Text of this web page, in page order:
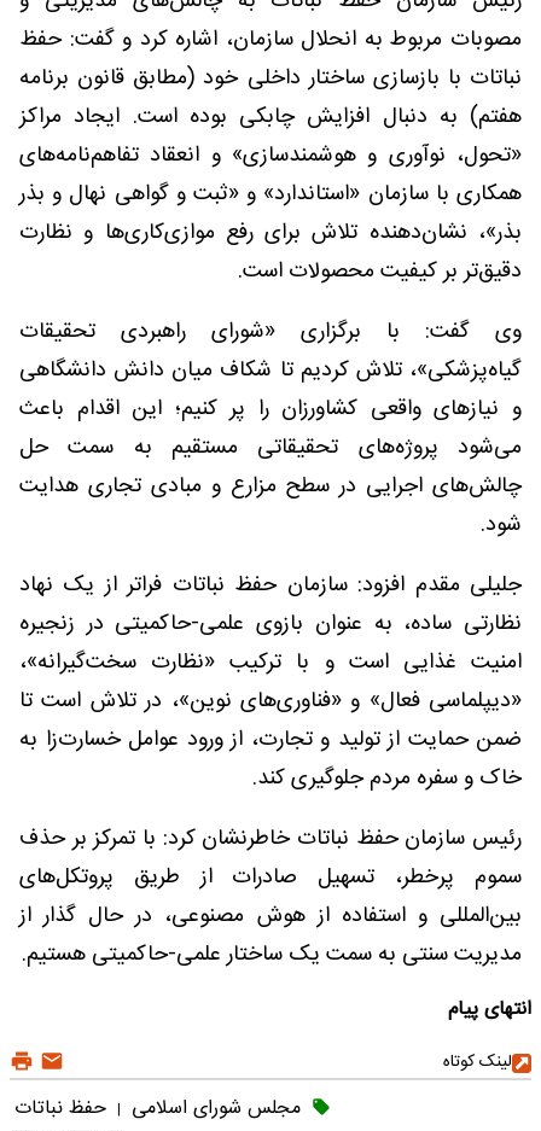
مصوبات مربوط به انحلال سازمان، اشاره کرد و گفت: حفظ
نباتات با بازسازی ساختار داخلی خود (مطابق قانون برنامه
هفتم) به دنبال افزایش چابکی بوده است. ایجاد مراکز
«تحول، نوآوری و هوشمندسازی» و انعقاد تفاهم‌نامه‌های
همکاری با سازمان‌ «استاندارد» و «ثبت و گواهی نهال و بذر
بذر»، نشان‌دهنده تلاش برای رفع موازی‌کاری‌ها و نظارت
دقیق‌تر بر کیفیت محصولات است.
وی گفت: با برگزاری «شورای راهبردی تحقیقات
گیاه‌پزشکی»، تلاش کردیم تا شکاف میان دانش دانشگاهی
و نیازهای واقعی کشاورزان را پر کنیم؛ این اقدام باعث
می‌شود پروژه‌های تحقیقاتی مستقیم به سمت حل
چالش‌های اجرایی در سطح مزارع و مبادی تجاری هدایت
شود.
جلیلی مقدم افزود: سازمان حفظ نباتات فراتر از یک نهاد
نظارتی ساده، به عنوان بازوی علمی-حاکمیتی در زنجیره
امنیت غذایی است و با ترکیب «نظارت سخت‌گیرانه»،
«دیپلماسی فعال» و «فناوری‌های نوین»، در تلاش است تا
ضمن حمایت از تولید و تجارت، از ورود عوامل خسارت‌زا به
خاک و سفره مردم جلوگیری کند.
رئیس سازمان حفظ نباتات خاطرنشان کرد: با تمرکز بر حذف
سموم پرخطر، تسهیل صادرات از طریق پروتکل‌های
بین‌المللی و استفاده از هوش مصنوعی، در حال گذار از
مدیریت سنتی به سمت یک ساختار علمی-حاکمیتی هستیم.
انتهای پیام
لینک کوتاه
مجلس شورای اسلامی | حفظ نباتات